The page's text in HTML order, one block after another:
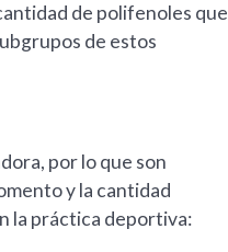
de polifenoles que
de estos
por lo que son
y la cantidad
la práctica deportiva: